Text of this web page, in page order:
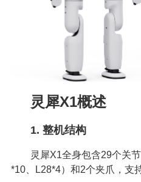
灵犀X1概述
1. 整机结构
灵犀X1全身包含29个关
*10、L28*4）和2个夹爪，支